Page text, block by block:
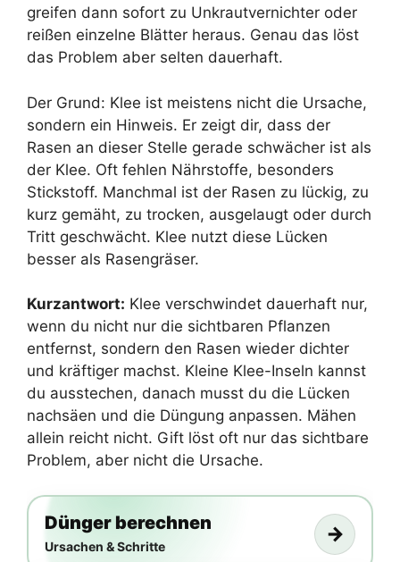
greifen dann sofort zu Unkrautvernichter oder
reißen einzelne Blätter heraus. Genau das löst
das Problem aber selten dauerhaft.
Der Grund: Klee ist meistens nicht die Ursache,
sondern ein Hinweis. Er zeigt dir, dass der
Rasen an dieser Stelle gerade schwächer ist als
der Klee. Oft fehlen Nährstoffe, besonders
Stickstoff. Manchmal ist der Rasen zu lückig, zu
kurz gemäht, zu trocken, ausgelaugt oder durch
Tritt geschwächt. Klee nutzt diese Lücken
besser als Rasengräser.
Kurzantwort: Klee verschwindet dauerhaft nur,
wenn du nicht nur die sichtbaren Pflanzen
entfernst, sondern den Rasen wieder dichter
und kräftiger machst. Kleine Klee-Inseln kannst
du ausstechen, danach musst du die Lücken
nachsäen und die Düngung anpassen. Mähen
allein reicht nicht. Gift löst oft nur das sichtbare
Problem, aber nicht die Ursache.
Dünger berechnen
Ursachen & Schritte
→